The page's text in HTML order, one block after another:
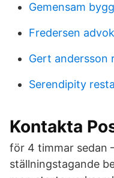
Gemensam
Fredersen
Gert andersson
Serendipity
Kontakta
för 4 timmar sedan
ställningstagande